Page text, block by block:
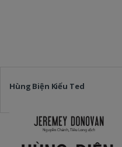
Hùng Biện Kiểu Ted